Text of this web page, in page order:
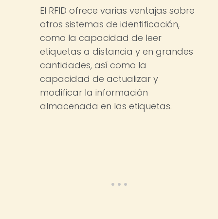
El RFID ofrece varias ventajas sobre
otros sistemas de identificación,
como la capacidad de leer
etiquetas a distancia y en grandes
cantidades, así como la
capacidad de actualizar y
modificar la información
almacenada en las etiquetas.